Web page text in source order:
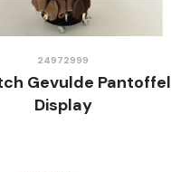
24972999
Gevulde Pantoffel
Display